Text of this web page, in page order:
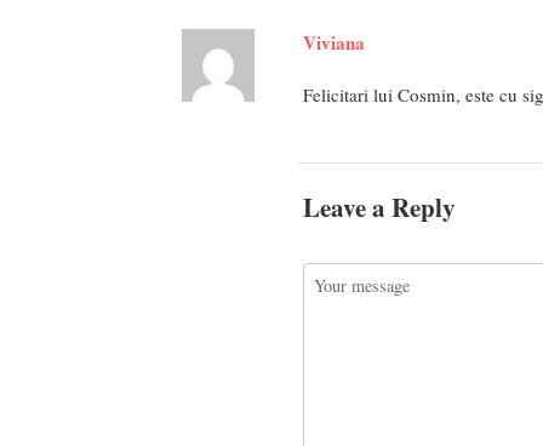
Viviana
Felicitari lui Cosmin, este cu
Leave a Reply